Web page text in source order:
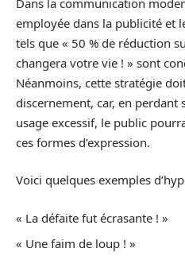
employée dans la publicité et
tels que « 50 % de réduction
changera votre vie ! » sont
Néanmoins, cette stratégie
discernement, car, en perdant
usage excessif, le public
ces formes d’expression.
Voici quelques exemples
« La défaite fut écrasante ! »
« Une faim de loup ! »